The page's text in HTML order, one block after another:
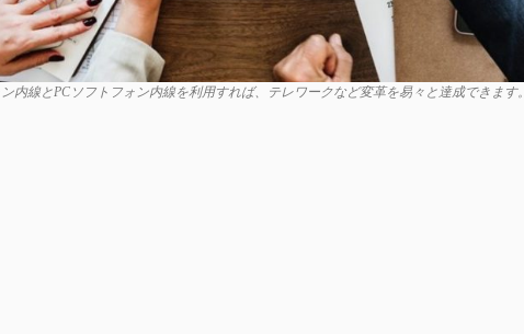
内線とPCソフトフォン内線を利用すれば、テレワークなど変革を易々と達成できます。